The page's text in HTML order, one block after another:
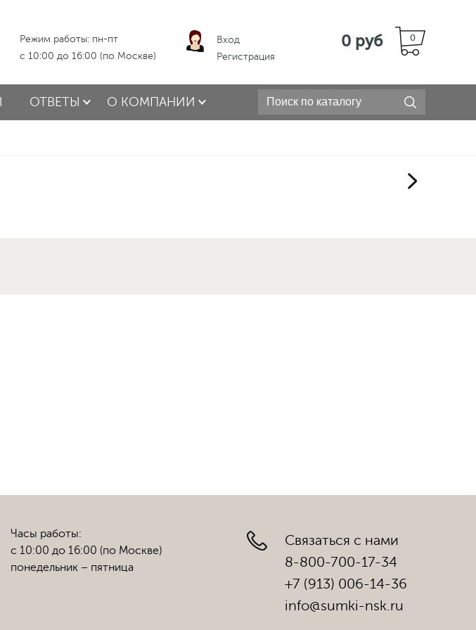
Режим работы: пн-пт
с 10:00 до 16:00 (по Москве)
Вход
Регистрация
0
0 руб
ОТВЕТЫ О КОМПАНИИ
Часы работы:
с 10:00 до 16:00 (по Москве)
понедельник – пятница
Связаться с нами
8-800-700-17-34
+7 (913) 006-14-36
info@sumki-nsk.ru